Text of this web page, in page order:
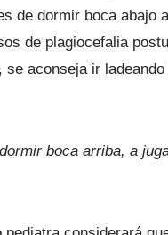
de dormir boca abajo
de plagiocefalia
aconseja ir
boca arriba, a